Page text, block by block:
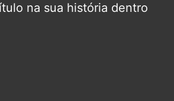
na sua história dentro